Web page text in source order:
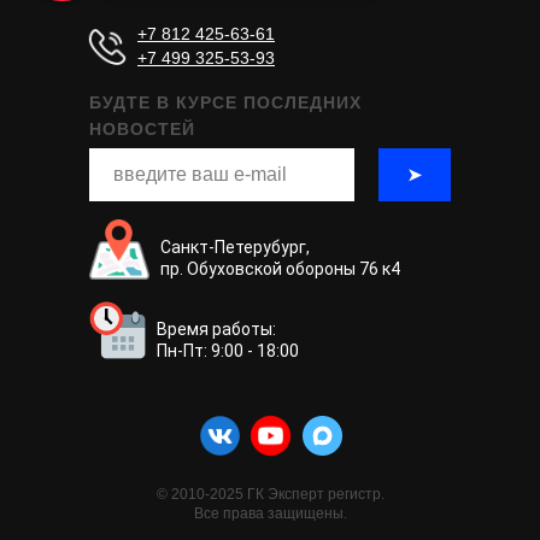
© 2010-2025 ГК Эксперт регистр.
Все права защищены.
➤
БУДТЕ В КУРСЕ ПОСЛЕДНИХ
НОВОСТЕЙ
+7 812 425-63-61
+7 499 325-53-93
Санкт-Петерубург,
пр. Обуховской обороны 76 к4
Время работы:
Пн-Пт: 9:00 - 18:00